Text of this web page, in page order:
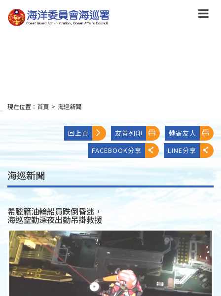
到
主
:::
現在位置： 首頁 > 海巡新聞
回上頁 友善列印
轉寄友人
FACEBOOK分享
LINE分享
海巡新聞
希臘籍油輪船員跌倒昏迷，
海巡空勤深夜出勤吊掛救援